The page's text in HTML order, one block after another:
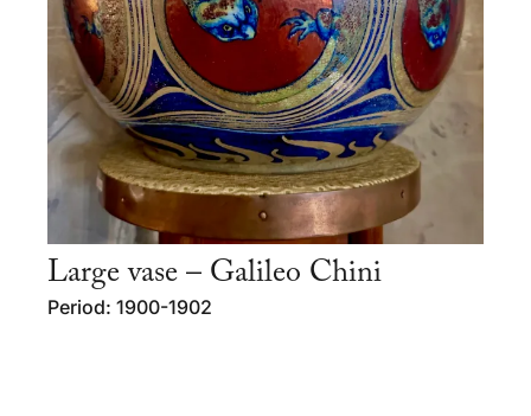
Large vase – Galileo Chini
Period: 1900-1902